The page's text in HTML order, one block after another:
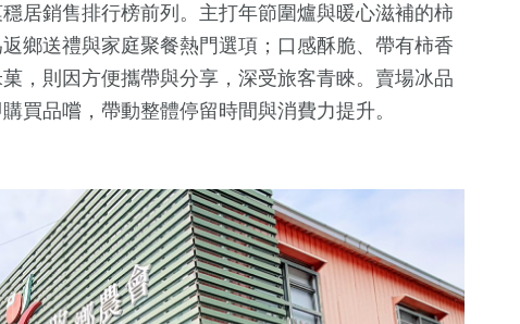
居銷售排行榜前列。主打年節圍爐與暖心滋補的柿
鄉送禮與家庭聚餐熱門選項；口感酥脆、帶有柿香
，則因方便攜帶與分享，深受旅客青睞。賣場冰品
買品嚐，帶動整體停留時間與消費力提升。
681+
文教
1387+
社會